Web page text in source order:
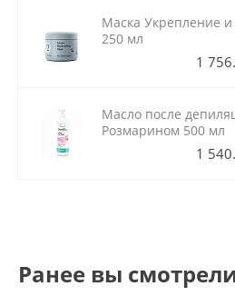
Маска Укрепление
250 мл
1
Масло после
Розмарином 500 мл
1
Ранее вы